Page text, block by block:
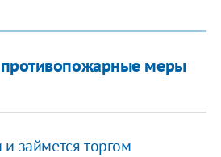
меры
займется торгом